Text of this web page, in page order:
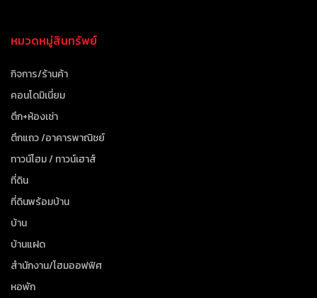
หมวดหมู่สินทรัพย์
กิจการ/ร้านค้า
คอนโดมิเนี่ยม
ตึก+ห้องเช่า
ตึกแถว /อาคารพาณิชย์
ทาวน์โฮม / ทาวน์เฮาส์
ที่ดิน
ที่ดินพร้อมบ้าน
บ้าน
บ้านแฝด
สำนักงาน/โฮมออฟฟิศ
หอพัก